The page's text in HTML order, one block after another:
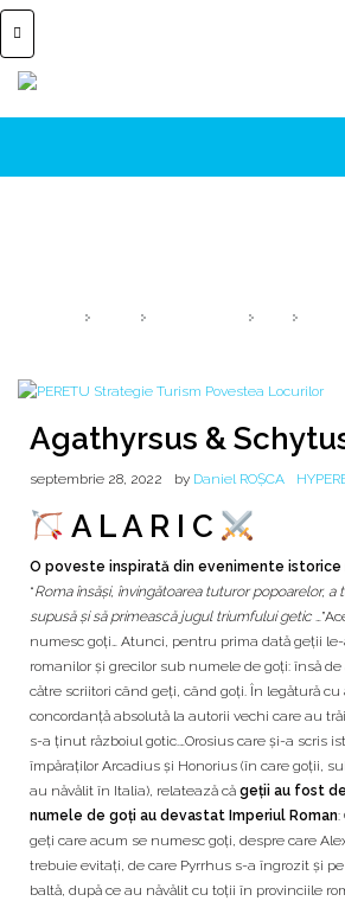
Agathyrsus &
septembrie 28, 2022 by Daniel ROȘCA
A L A R I C
O poveste inspirată din evenimente istorice
“Roma însăşi, învingătoarea tuturor popoarelor, a
supusă şi să primească jugul triumfului getic
numesc goți… Atunci, pentru prima dată geții
romanilor și grecilor sub numele de goți: însă
către scriitori când geți, când goți. În legătură cu
concordanță absolută la autorii vechi care au
s-a ținut războiul gotic.…Orosius care și-a scris
împăraților Arcadius și Honorius (în care goții,
au năvălit în Italia), relatează că geții au fost
numele de goți au devastat Imperiul Roman:
geți care acum se numesc goți, despre care
trebuie evitați, de care Pyrrhus s-a îngrozit și
baltă, după ce au năvălit cu toții în provinciile